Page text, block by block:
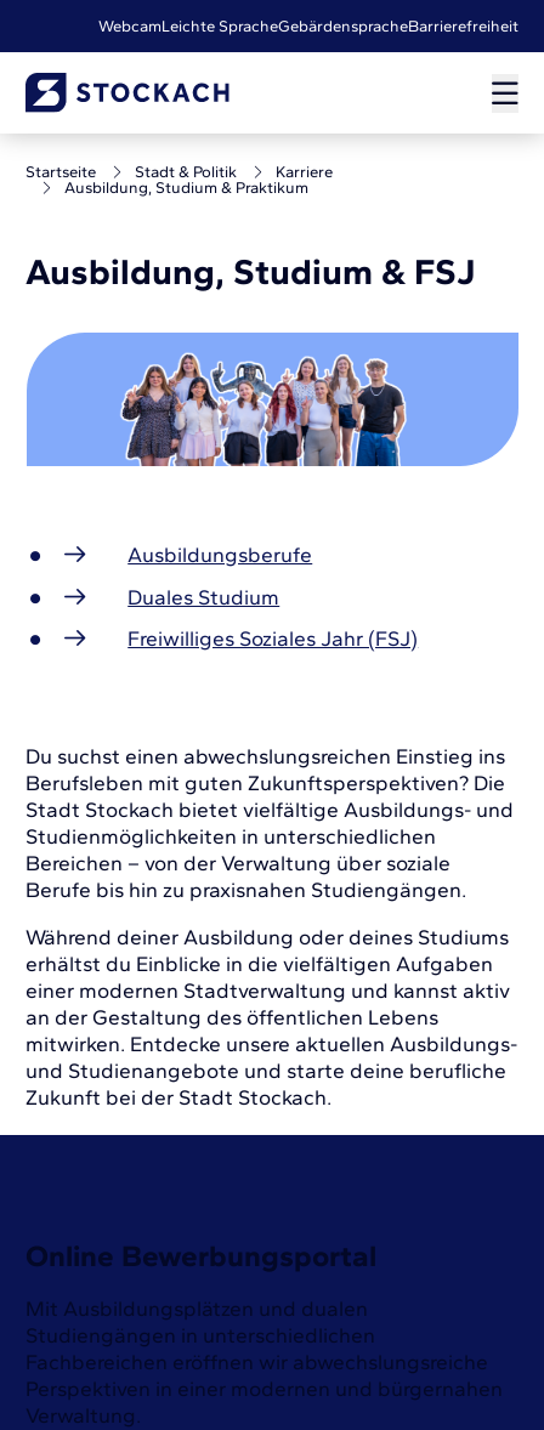
WebcamLeichte SpracheGebärdenspracheBarrierefreiheit
Startseite Stadt & Politik
Karriere
Ausbildung, Studium & Praktikum
Ausbildung, Studium & FSJ
Ausbildungsberufe
Duales Studium
Freiwilliges Soziales Jahr (FSJ)
Du suchst einen abwechslungsreichen Einstieg ins
Berufsleben mit guten Zukunftsperspektiven? Die
Stadt Stockach bietet vielfältige Ausbildungs- und
Studienmöglichkeiten in unterschiedlichen
Bereichen – von der Verwaltung über soziale
Berufe bis hin zu praxisnahen Studiengängen.
Während deiner Ausbildung oder deines Studiums
erhältst du Einblicke in die vielfältigen Aufgaben
einer modernen Stadtverwaltung und kannst aktiv
an der Gestaltung des öffentlichen Lebens
mitwirken. Entdecke unsere aktuellen Ausbildungs-
und Studienangebote und starte deine berufliche
Zukunft bei der Stadt Stockach.
Online Bewerbungsportal
Mit Ausbildungsplätzen und dualen
Studiengängen in unterschiedlichen
Fachbereichen eröffnen wir abwechslungsreiche
Perspektiven in einer modernen und bürgernahen
Verwaltung.